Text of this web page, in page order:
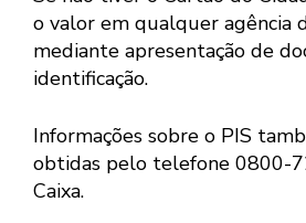
o valor em qualquer agência
mediante apresentação de
identificação.
Informações sobre o PIS
obtidas pelo telefone 0800-
Caixa.